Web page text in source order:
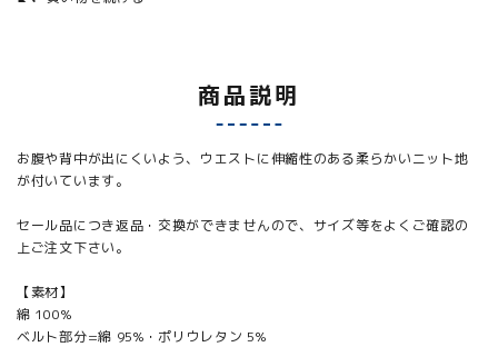
商品説明
お腹や背中が出にくいよう、ウエストに伸縮性のある柔らかいニット地
が付いています。
セール品につき返品・交換ができませんので、サイズ等をよくご確認の
上ご注文下さい。
【素材】
綿 100%
ベルト部分=綿 95%・ポリウレタン 5%